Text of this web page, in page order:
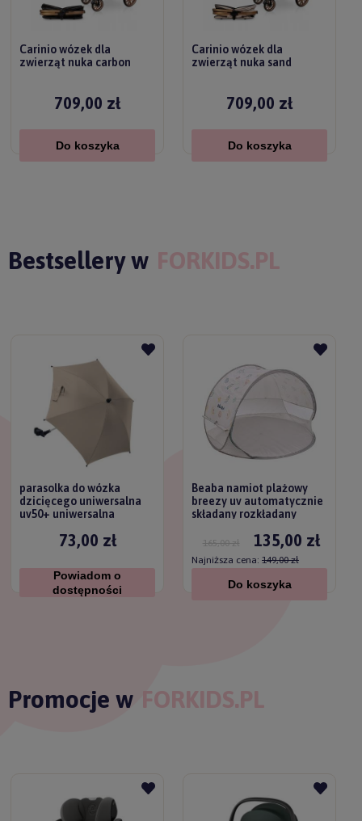
Carinio wózek dla
zwierząt nuka carbon
709,00 zł
Do koszyka
Carinio wózek dla
zwierząt nuka sand
709,00 zł
Do koszyka
Bestsellery w FORKIDS.PL
parasolka do wózka
dzicięcego uniwersalna
uv50+ uniwersalna
73,00 zł
Powiadom o
dostępności
Beaba namiot plażowy
breezy uv automatycznie
składany rozkładany
135,00 zł
165,00 zł
Najniższa cena: 149,00 zł
Do koszyka
Promocje w FORKIDS.PL